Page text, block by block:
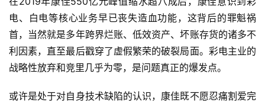
电、白电等核心业务早已丧失造血功能，这背后的罪魁祸
首，当然就是多年跨界烂账、低效资产、坏账存货的诸多不
利因素，直至最后戳穿了虚假繁荣的破裂局面。彩电主业的
战略性放弃和竞里几乎为零，是问题真正的爆发点。
或许是处于对自身技术缺陷的认识，康佳既不愿忍痛割爱完